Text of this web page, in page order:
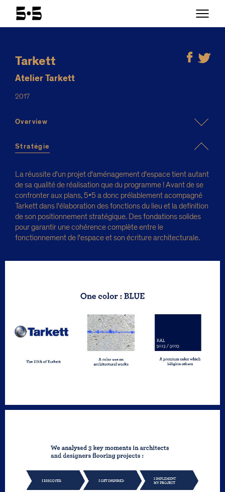
Tarkett
Atelier Tarkett
2017
Overview
Stratégie
La réussite d'un projet d'aménagement d'espace tient autant
de sa qualité de réalisation que du programme ! Avant de se
confronter aux plans, 5•5 a donc prélablement acompagné
Tarkett dans l'élaboration des fonctions du lieu et la definition
de son positionnement stratégique. Des fondations solides
pour garantir une cohérence complète entre le
fonctionnement de l'espace et son écriture architecturale.